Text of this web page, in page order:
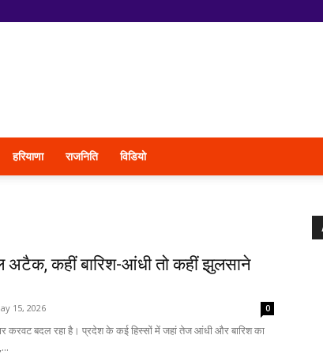
हरियाणा राजनिति विडियो
अटैक, कहीं बारिश-आंधी तो कहीं झुलसाने
15, 2026 0
करवट बदल रहा है। प्रदेश के कई हिस्सों में जहां तेज आंधी और बारिश का